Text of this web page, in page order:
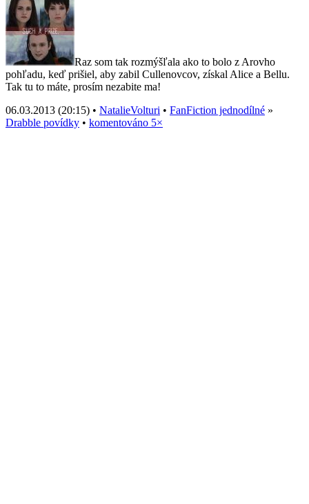
Raz som tak rozmýšľala ako to bolo z Arovho
pohľadu, keď prišiel, aby zabil Cullenovcov, získal Alice a Bellu.
Tak tu to máte, prosím nezabite ma!
06.03.2013 (20:15) • NatalieVolturi • FanFiction jednodílné »
Drabble povídky • komentováno 5×